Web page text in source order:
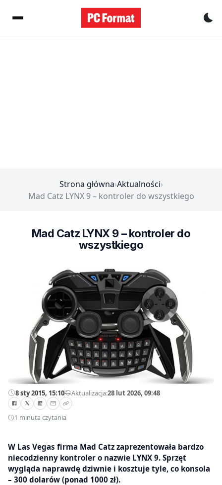
Strona główna›Aktualności›
Mad Catz LYNX 9 – kontroler do wszystkiego
Mad Catz LYNX 9 – kontroler do
wszystkiego
8 sty 2015, 15:10—Aktualizacja:28 lut 2026, 09:48
1 minuta czytania
W Las Vegas firma Mad Catz zaprezentowała bardzo
niecodzienny kontroler o nazwie LYNX 9. Sprzęt
wygląda naprawdę dziwnie i kosztuje tyle, co konsola
– 300 dolarów (ponad 1000 zł).